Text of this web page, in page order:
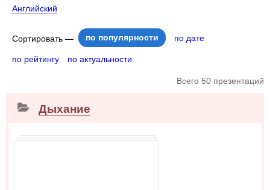
Английский
Сортировать — по популярности по дате
по рейтингу по актуальности
Всего 50 презентаций
Дыхание